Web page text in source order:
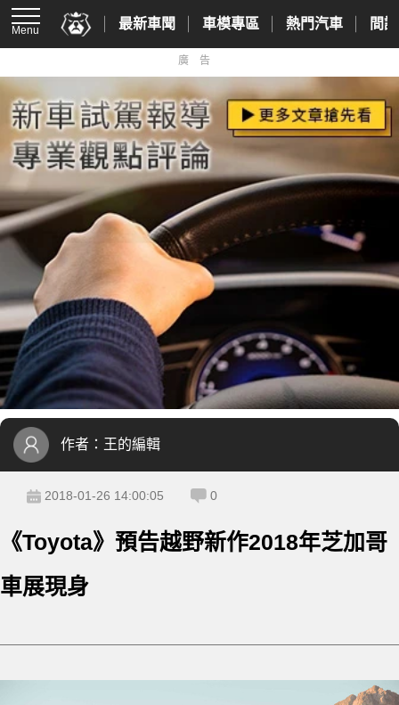
Menu 最新車聞 車模專區 熱門汽車 間
廣告
作者： 王的編輯
2018-01-26 14:00:05 0
《Toyota》預告越野新作2018年芝加哥
車展現身